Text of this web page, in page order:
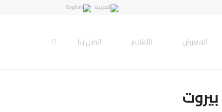
المعرض الأفلام اتصل بنا